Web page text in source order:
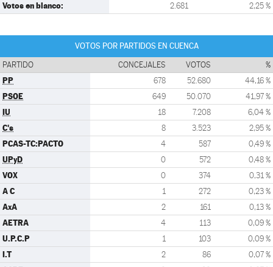
Votos en blanco: 2.681 2,25 %
VOTOS POR PARTIDOS EN CUENCA
PARTIDO CONCEJALES VOTOS %
PP 678 52.680 44,16 %
PSOE 649 50.070 41,97 %
IU 18 7.208 6,04 %
C's 8 3.523 2,95 %
PCAS-TC:PACTO 4 587 0,49 %
UPyD 0 572 0,48 %
VOX 0 374 0,31 %
A C 1 272 0,23 %
AxA 2 161 0,13 %
AETRA 4 113 0,09 %
U.P.C.P 1 103 0,09 %
I.T 2 86 0,07 %